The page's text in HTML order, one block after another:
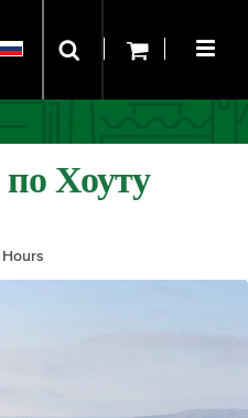
Хоуту